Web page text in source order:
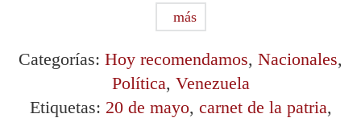
más
Categorías: Hoy recomendamos, Nacionales,
Política, Venezuela
Etiquetas: 20 de mayo, carnet de la patria,